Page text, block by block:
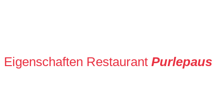
Eigenschaften Restaurant Purlepaus